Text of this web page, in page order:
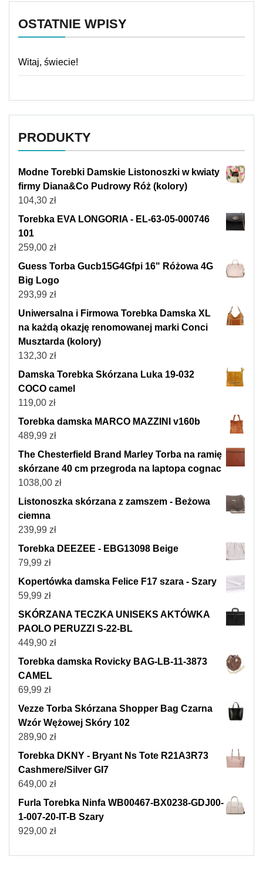
OSTATNIE WPISY
Witaj, świecie!
PRODUKTY
Modne Torebki Damskie Listonoszki w kwiaty
firmy Diana&Co Pudrowy Róż (kolory)
104,30 zł
Torebka EVA LONGORIA - EL-63-05-000746
101
259,00 zł
Guess Torba Gucb15G4Gfpi 16" Różowa 4G
Big Logo
293,99 zł
Uniwersalna i Firmowa Torebka Damska XL
na każdą okazję renomowanej marki Conci
Musztarda (kolory)
132,30 zł
Damska Torebka Skórzana Luka 19-032
COCO camel
119,00 zł
Torebka damska MARCO MAZZINI v160b
489,99 zł
The Chesterfield Brand Marley Torba na ramię
skórzane 40 cm przegroda na laptopa cognac
1038,00 zł
Listonoszka skórzana z zamszem - Beżowa
ciemna
239,99 zł
Torebka DEEZEE - EBG13098 Beige
79,99 zł
Kopertówka damska Felice F17 szara - Szary
59,99 zł
SKÓRZANA TECZKA UNISEKS AKTÓWKA
PAOLO PERUZZI S-22-BL
449,90 zł
Torebka damska Rovicky BAG-LB-11-3873
CAMEL
69,99 zł
Vezze Torba Skórzana Shopper Bag Czarna
Wzór Wężowej Skóry 102
289,90 zł
Torebka DKNY - Bryant Ns Tote R21A3R73
Cashmere/Silver GI7
649,00 zł
Furla Torebka Ninfa WB00467-BX0238-GDJ00-
1-007-20-IT-B Szary
929,00 zł